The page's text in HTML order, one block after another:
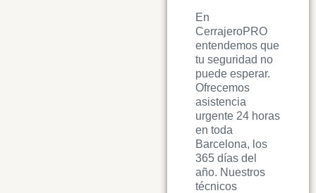
En
CerrajeroPRO
entendemos que
tu seguridad no
puede esperar.
Ofrecemos
asistencia
urgente 24 horas
en toda
Barcelona, los
365 días del
año. Nuestros
técnicos